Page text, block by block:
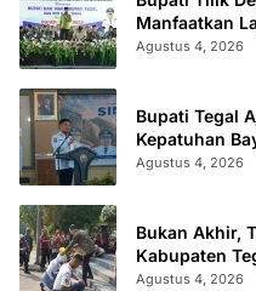
Manfaatkan
Administrasi
Agustus 4, 2026
Bupati Tegal
Kepatuhan
“TULUS
Agustus 4, 2026
Bukan Akhir,
Kabupaten
2026
Agustus 4, 2026